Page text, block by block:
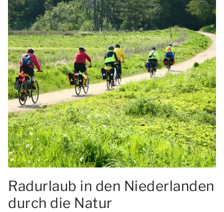
Radurlaub in den Niederlanden
durch die Natur